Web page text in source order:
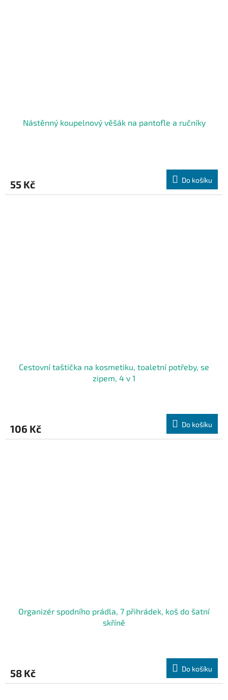
Nástěnný koupelnový věšák na pantofle a ručníky
55 Kč Do košíku
Cestovní taštička na kosmetiku, toaletní potřeby, se
zipem, 4 v 1
106 Kč Do košíku
Organizér spodního prádla, 7 přihrádek, koš do šatní
skříně
58 Kč Do košíku